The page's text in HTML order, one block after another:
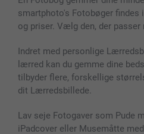
Cover til mobil & tablet
MyNameBook
Fotorammer & Tilbehør
Alle fotoprodukter
Sitemap
Betingelser og garantier
smartbonus
Priser & betaling
smartphoto's Fotobøger findes
og priser. Vælg den, der passer
Indret med personlige
lærred kan du gemme dine
tilbyder flere, forskellige
dit Lærredsbillede.
Lav seje Fotogaver som Pude
iPadcover eller Musemåtte